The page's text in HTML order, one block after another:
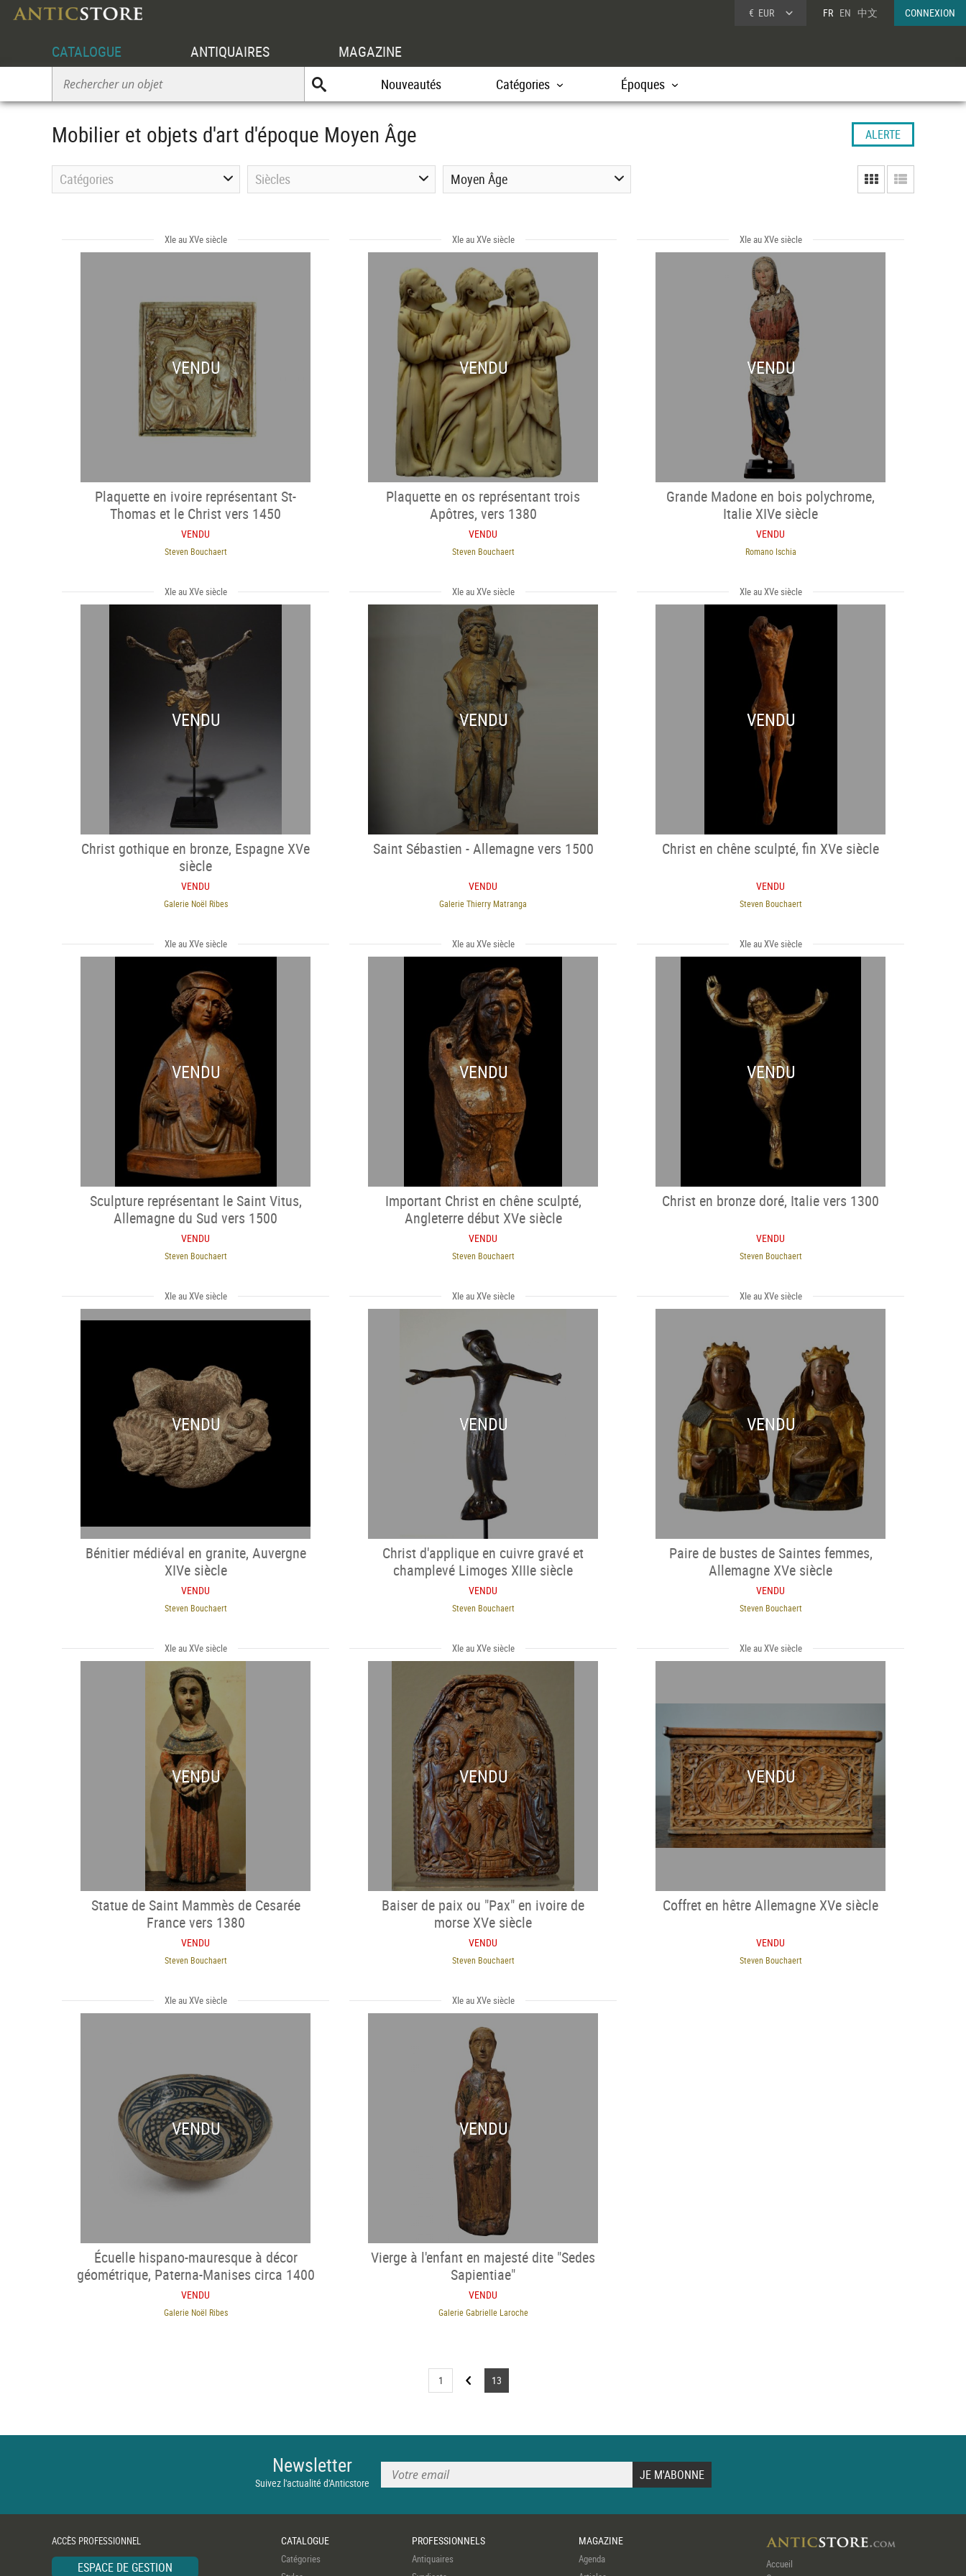
€ EUR FR EN 中文 CONNEXION
CATALOGUE ANTIQUAIRES MAGAZINE
Nouveautés Catégories Époques
Mobilier et objets d'art d'époque Moyen Âge ALERTE
Catégories Siècles Moyen Âge
XIe au XVe siècle
VENDU
Plaquette en ivoire représentant St-
Thomas et le Christ vers 1450
VENDU
Steven Bouchaert
XIe au XVe siècle
VENDU
Plaquette en os représentant trois
Apôtres, vers 1380
VENDU
Steven Bouchaert
XIe au XVe siècle
VENDU
Grande Madone en bois polychrome,
Italie XIVe siècle
VENDU
Romano Ischia
XIe au XVe siècle
VENDU
Christ gothique en bronze, Espagne XVe
siècle
VENDU
Galerie Noël Ribes
XIe au XVe siècle
VENDU
Saint Sébastien - Allemagne vers 1500
VENDU
Galerie Thierry Matranga
XIe au XVe siècle
VENDU
Christ en chêne sculpté, fin XVe siècle
VENDU
Steven Bouchaert
XIe au XVe siècle
VENDU
Sculpture représentant le Saint Vitus,
Allemagne du Sud vers 1500
VENDU
Steven Bouchaert
XIe au XVe siècle
VENDU
Important Christ en chêne sculpté,
Angleterre début XVe siècle
VENDU
Steven Bouchaert
XIe au XVe siècle
VENDU
Christ en bronze doré, Italie vers 1300
VENDU
Steven Bouchaert
XIe au XVe siècle
VENDU
Bénitier médiéval en granite, Auvergne
XIVe siècle
VENDU
Steven Bouchaert
XIe au XVe siècle
VENDU
Christ d'applique en cuivre gravé et
champlevé Limoges XIIIe siècle
VENDU
Steven Bouchaert
XIe au XVe siècle
VENDU
Paire de bustes de Saintes femmes,
Allemagne XVe siècle
VENDU
Steven Bouchaert
XIe au XVe siècle
VENDU
Statue de Saint Mammès de Cesarée
France vers 1380
VENDU
Steven Bouchaert
XIe au XVe siècle
VENDU
Baiser de paix ou "Pax" en ivoire de
morse XVe siècle
VENDU
Steven Bouchaert
XIe au XVe siècle
VENDU
Coffret en hêtre Allemagne XVe siècle
VENDU
Steven Bouchaert
XIe au XVe siècle
VENDU
Écuelle hispano-mauresque à décor
géométrique, Paterna-Manises circa 1400
VENDU
Galerie Noël Ribes
XIe au XVe siècle
VENDU
Vierge à l'enfant en majesté dite "Sedes
Sapientiae"
VENDU
Galerie Gabrielle Laroche
1 13
Newsletter
Suivez l'actualité d'Anticstore
ACCÈS PROFESSIONNEL
ESPACE DE GESTION
CATALOGUE
Catégories
PROFESSIONNELS
Antiquaires
MAGAZINE
Agenda
Accueil